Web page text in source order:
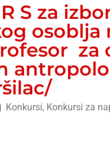
S za
osoblja
za
Konkursi, Konkursi za